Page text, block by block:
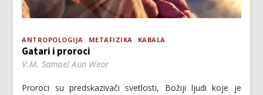
ANTROPOLOGIJA METAFIZIKA KABALA
Gatari i proroci
V.M. Samael Aun Weor
Proroci su predskazivači svetlosti, Božiji ljudi koje je